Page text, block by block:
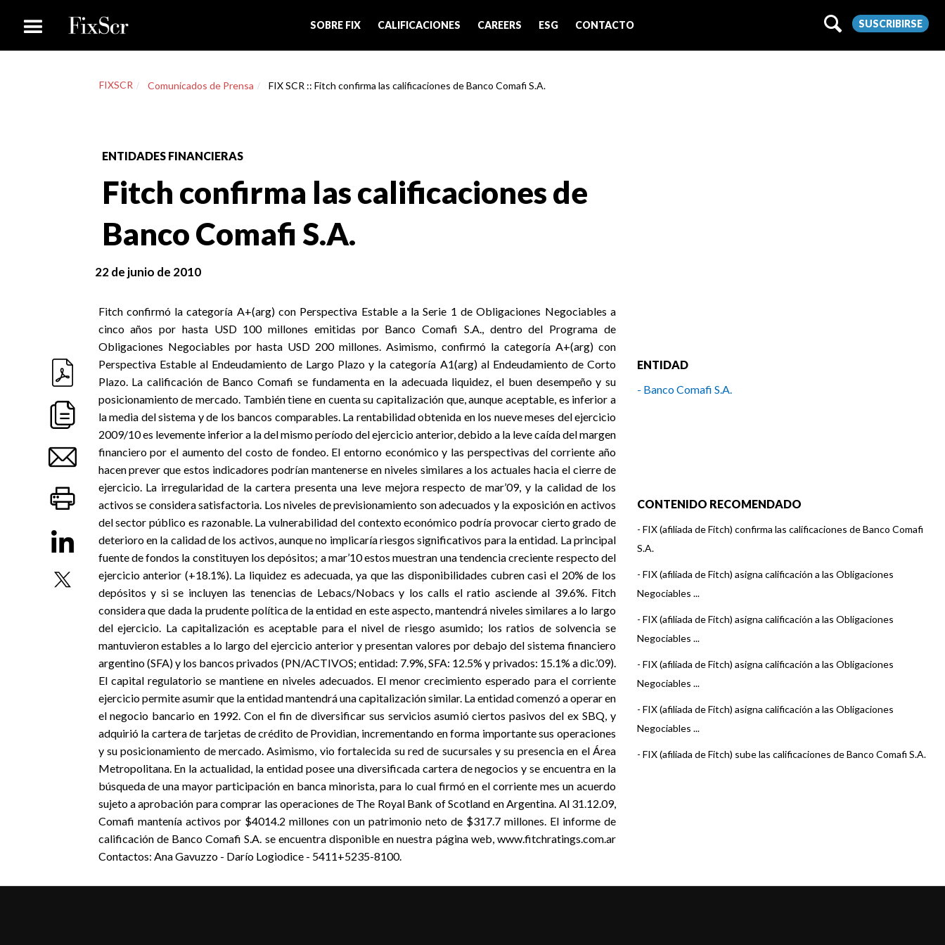
SOBRE FIX CALIFICACIONES CAREERS ESG CONTACTO SUSCRIBIRSE
FIXSCR Comunicados de Prensa FIX SCR :: Fitch confirma las calificaciones de Banco Comafi S.A.
ENTIDADES FINANCIERAS
Fitch confirma las calificaciones de
Banco Comafi S.A.
22 de junio de 2010
Fitch confirmó la categoría A+(arg) con Perspectiva Estable a la Serie 1 de Obligaciones Negociables a
cinco años por hasta USD 100 millones emitidas por Banco Comafi S.A., dentro del Programa de
Obligaciones Negociables por hasta USD 200 millones. Asimismo, confirmó la categoría A+(arg) con
Perspectiva Estable al Endeudamiento de Largo Plazo y la categoría A1(arg) al Endeudamiento de Corto
Plazo. La calificación de Banco Comafi se fundamenta en la adecuada liquidez, el buen desempeño y su
posicionamiento de mercado. También tiene en cuenta su capitalización que, aunque aceptable, es inferior a
la media del sistema y de los bancos comparables. La rentabilidad obtenida en los nueve meses del ejercicio
2009/10 es levemente inferior a la del mismo período del ejercicio anterior, debido a la leve caída del margen
financiero por el aumento del costo de fondeo. El entorno económico y las perspectivas del corriente año
hacen prever que estos indicadores podrían mantenerse en niveles similares a los actuales hacia el cierre de
ejercicio. La irregularidad de la cartera presenta una leve mejora respecto de mar’09, y la calidad de los
activos se considera satisfactoria. Los niveles de previsionamiento son adecuados y la exposición en activos
del sector público es razonable. La vulnerabilidad del contexto económico podría provocar cierto grado de
deterioro en la calidad de los activos, aunque no implicaría riesgos significativos para la entidad. La principal
fuente de fondos la constituyen los depósitos; a mar’10 estos muestran una tendencia creciente respecto del
ejercicio anterior (+18.1%). La liquidez es adecuada, ya que las disponibilidades cubren casi el 20% de los
depósitos y si se incluyen las tenencias de Lebacs/Nobacs y los calls el ratio asciende al 39.6%. Fitch
considera que dada la prudente política de la entidad en este aspecto, mantendrá niveles similares a lo largo
del ejercicio. La capitalización es aceptable para el nivel de riesgo asumido; los ratios de solvencia se
mantuvieron estables a lo largo del ejercicio anterior y presentan valores por debajo del sistema financiero
argentino (SFA) y los bancos privados (PN/ACTIVOS; entidad: 7.9%, SFA: 12.5% y privados: 15.1% a dic.’09).
El capital regulatorio se mantiene en niveles adecuados. El menor crecimiento esperado para el corriente
ejercicio permite asumir que la entidad mantendrá una capitalización similar. La entidad comenzó a operar en
el negocio bancario en 1992. Con el fin de diversificar sus servicios asumió ciertos pasivos del ex SBQ, y
adquirió la cartera de tarjetas de crédito de Providian, incrementando en forma importante sus operaciones
y su posicionamiento de mercado. Asimismo, vio fortalecida su red de sucursales y su presencia en el Área
Metropolitana. En la actualidad, la entidad posee una diversificada cartera de negocios y se encuentra en la
búsqueda de una mayor participación en banca minorista, para lo cual firmó en el corriente mes un acuerdo
sujeto a aprobación para comprar las operaciones de The Royal Bank of Scotland en Argentina. Al 31.12.09,
Comafi mantenía activos por $4014.2 millones con un patrimonio neto de $317.7 millones. El informe de
calificación de Banco Comafi S.A. se encuentra disponible en nuestra página web, www.fitchratings.com.ar
Contactos: Ana Gavuzzo - Darío Logiodice - 5411+5235-8100.
ENTIDAD
- Banco Comafi S.A.
CONTENIDO RECOMENDADO
- FIX (afiliada de Fitch) confirma las calificaciones de Banco Comafi
S.A.
- FIX (afiliada de Fitch) asigna calificación a las Obligaciones
Negociables ...
- FIX (afiliada de Fitch) asigna calificación a las Obligaciones
Negociables ...
- FIX (afiliada de Fitch) asigna calificación a las Obligaciones
Negociables ...
- FIX (afiliada de Fitch) asigna calificación a las Obligaciones
Negociables ...
- FIX (afiliada de Fitch) sube las calificaciones de Banco Comafi S.A.
S.A.